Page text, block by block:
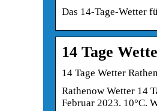
Das 14-Tage-Wetter
14 Tage
14 Tage Wetter
Rathenow Wetter 14
Februar 2023. 10°C.